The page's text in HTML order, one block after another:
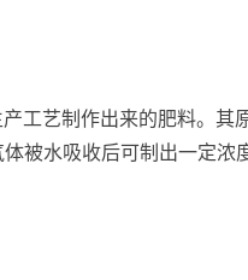
艺制作出来的肥料。其
被水吸收后可制出一定浓